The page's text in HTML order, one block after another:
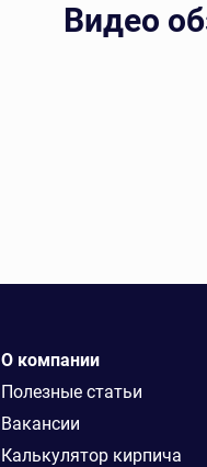
Видео
О компании
Полезные статьи
Вакансии
Калькулятор кирпича